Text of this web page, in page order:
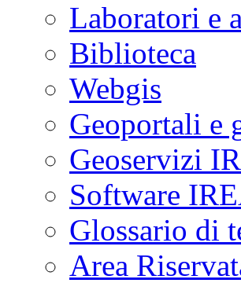
Laboratori e
Biblioteca
Webgis
Geoportali e
Geoservizi
Software
Glossario di
Area